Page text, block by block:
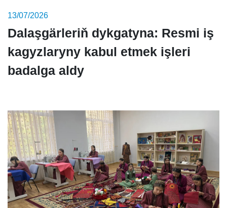
13/07/2026
Dalaşgärleriň dykgatyna: Resmi iş
kagyzlaryny kabul etmek işleri
badalga aldy